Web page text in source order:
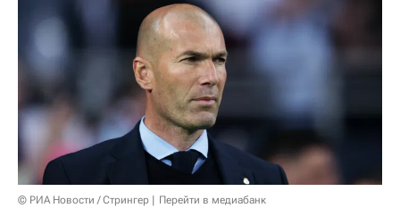
© РИА Новости / Стрингер Перейти в медиабанк